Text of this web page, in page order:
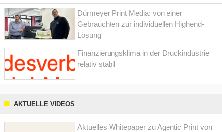
Dürmeyer Print Media: von einer
Gebrauchten zur individuellen Highend-
Lösung
Finanzierungsklima in der Druckindustrie
relativ stabil
AKTUELLE VIDEOS
Aktuelles Whitepaper zu Agentic Print von